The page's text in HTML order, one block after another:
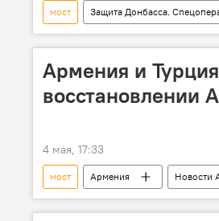
мост Защита Донбасса.
Армения и
восстановлении
4 мая, 17:33
мост Армения Новости